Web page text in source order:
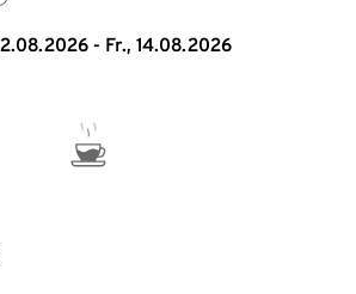
- Fr., 14.08.2026